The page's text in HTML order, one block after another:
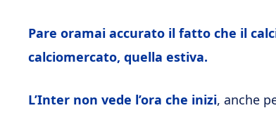
Pare oramai accurato il fatto che il
calciomercato, quella estiva.
L’Inter non vede l’ora che inizi, anche